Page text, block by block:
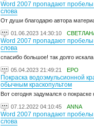
Word 2007 пропадают
слова
От души благодарю автора
01.06.2023 14:30:10
Word 2007 пропадают
слова
спасибо большое! так долго
05.04.2023 21:49:21 ЕРО
Покраска водоэмульсионной
обычным краскопультом
Вот сегодня задумался о покраске
07.12.2022 04:10:45 ANNA
Word 2007 пропадают
слова